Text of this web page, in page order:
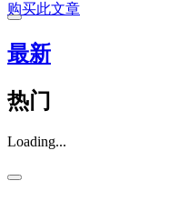
购买此文章
最新
热门
Loading...